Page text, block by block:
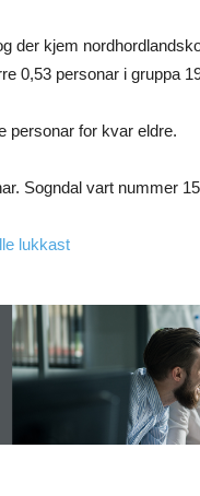
der kjem
0,53 personar i gruppa
personar for kvar eldre.
Sogndal vart nummer
lukkast